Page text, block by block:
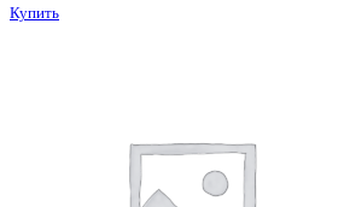
Купить